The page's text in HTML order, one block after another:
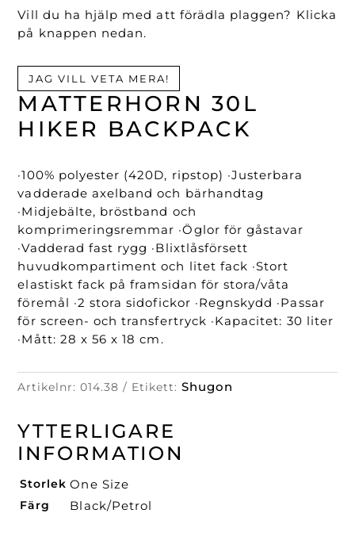
MATTERHORN 30L
HIKER BACKPACK
·100% polyester (420D, ripstop) ·Justerbara
vadderade axelband och bärhandtag
·Midjebälte, bröstband och
komprimeringsremmar ·Öglor för gåstavar
·Vadderad fast rygg ·Blixtlåsförsett
huvudkompartiment och litet fack ·Stort
elastiskt fack på framsidan för stora/våta
föremål ·2 stora sidofickor ·Regnskydd ·Passar
för screen- och transfertryck ·Kapacitet: 30 liter
·Mått: 28 x 56 x 18 cm.
Artikelnr:014.38 Etikett: Shugon
YTTERLIGARE
INFORMATION
Storlek One Size
Färg Black/Petrol
Backpack
mängd
Vill du ha hjälp med att förädla plaggen? Klicka
på knappen nedan.
JAG VILL VETA MERA!